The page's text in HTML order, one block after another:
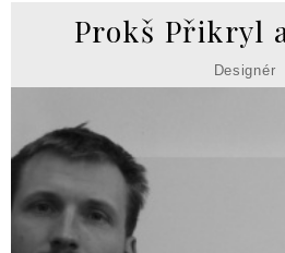
Prokš Přikryl
Designér